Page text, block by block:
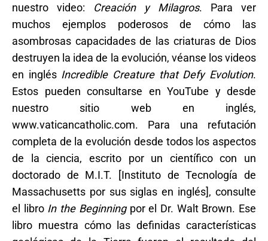
nuestro video: Creación y Milagros. Para ver
muchos ejemplos poderosos de cómo las
asombrosas capacidades de las criaturas de Dios
destruyen la idea de la evolución, véanse los videos
en inglés Incredible Creature that Defy Evolution.
Estos pueden consultarse en YouTube y desde
nuestro sitio web en inglés,
www.vaticancatholic.com. Para una refutación
completa de la evolución desde todos los aspectos
de la ciencia, escrito por un científico con un
doctorado de M.I.T. [Instituto de Tecnología de
Massachusetts por sus siglas en inglés], consulte
el libro In the Beginningpor el Dr. Walt Brown. Ese
libro muestra cómo las definidas características